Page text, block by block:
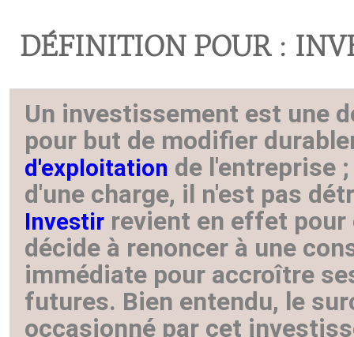
DÉFINITION POUR :
Un investissement est une
pour but de modifier
d'exploitation de l'entreprise
d'une charge, il n'est pas
Investir revient en effet pour
décide à renoncer à une
immédiate pour accroître
futures. Bien entendu, le
occasionné par cet